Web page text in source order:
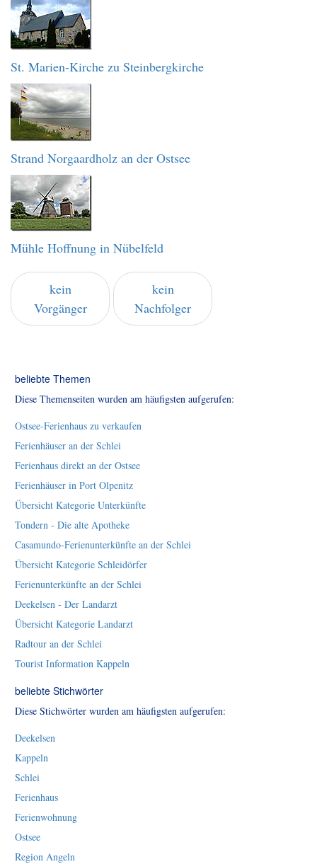
St. Marien-Kirche zu Steinbergkirche
Strand Norgaardholz an der Ostsee
Mühle Hoffnung in Nübelfeld
kein
Vorgänger
kein
Nachfolger
beliebte Themen
Diese Themenseiten wurden am häufigsten aufgerufen:
Ostsee-Ferienhaus zu verkaufen
Ferienhäuser an der Schlei
Ferienhaus direkt an der Ostsee
Ferienhäuser in Port Olpenitz
Übersicht Kategorie Unterkünfte
Tondern - Die alte Apotheke
Casamundo-Ferienunterkünfte an der Schlei
Übersicht Kategorie Schleidörfer
Ferienunterkünfte an der Schlei
Deekelsen - Der Landarzt
Übersicht Kategorie Landarzt
Radtour an der Schlei
Tourist Information Kappeln
beliebte Stichwörter
Diese Stichwörter wurden am häufigsten aufgerufen:
Deekelsen
Kappeln
Schlei
Ferienhaus
Ferienwohnung
Ostsee
Region Angeln